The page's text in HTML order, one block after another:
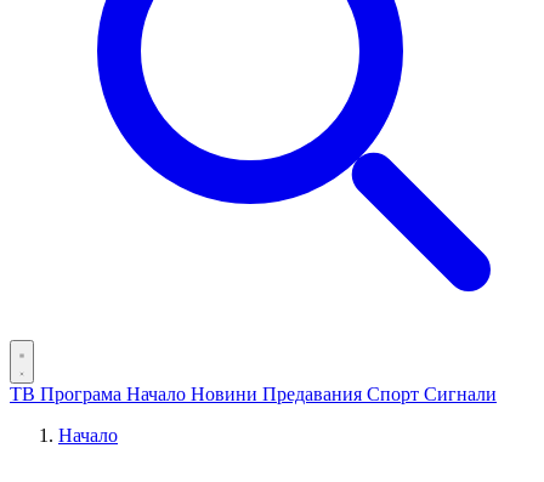
ТВ Програма Начало Новини Предавания Спорт Сигнали
Начало